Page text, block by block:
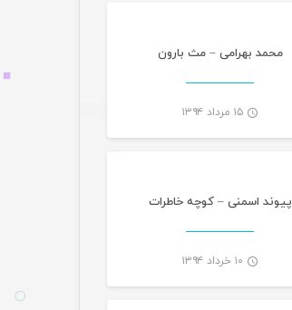
محمد بهرامی – مث بارون
۱۵ مرداد ۱۳۹۴ تازه های هرمزگانی
پیوند اسمنی – کوچه خاطرات
۱۰ خرداد ۱۳۹۴
موسیقی تازه های هرمزگانی